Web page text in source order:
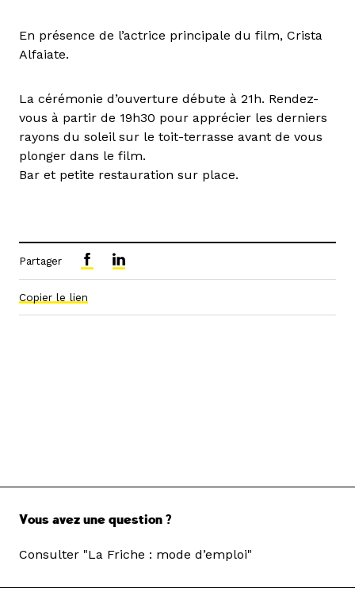
En présence de l’actrice principale du film, Crista
Alfaiate.
La cérémonie d’ouverture débute à 21h. Rendez-
vous à partir de 19h30 pour apprécier les derniers
rayons du soleil sur le toit-terrasse avant de vous
plonger dans le film.
Bar et petite restauration sur place.
Partager
Copier le lien
Vous avez une question ?
Consulter "La Friche : mode d’emploi"